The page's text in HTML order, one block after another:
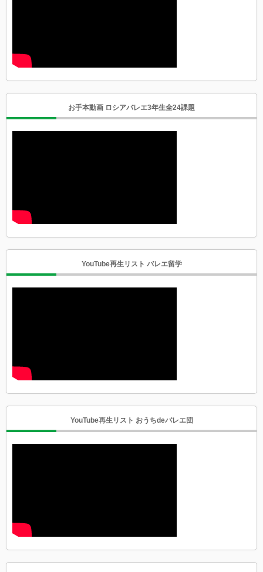
お手本動画 ロシアバレエ3年生全24課題
YouTube再生リスト バレエ留学
YouTube再生リスト おうちdeバレエ団